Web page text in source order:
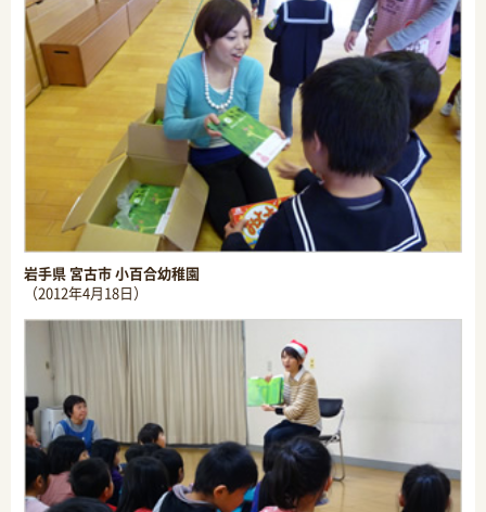
岩手県 宮古市 小百合幼稚園
（2012年4月18日）